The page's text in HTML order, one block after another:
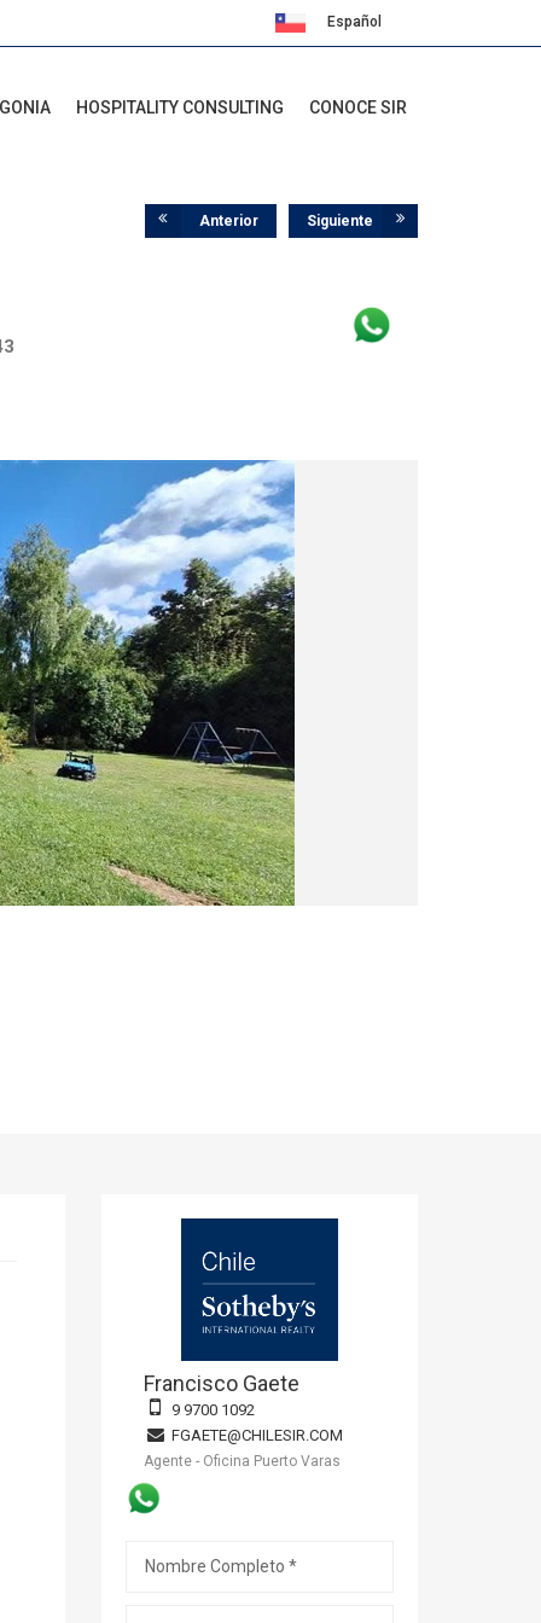
Español
HOSPITALITY CONSULTING CONOCE SIR
Anterior Siguiente
Francisco Gaete
9 9700 1092
FGAETE@CHILESIR.COM
Agente - Oficina Puerto Varas